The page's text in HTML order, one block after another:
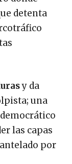
detenta
y da
una
las capas
por